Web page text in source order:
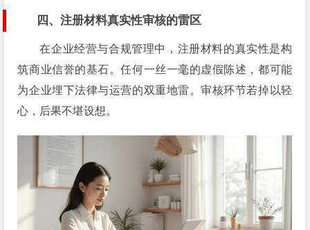
四、注册材料真实性审核的雷区
在企业经营与合规管理中，注册材料的真实性是构
筑商业信誉的基石。任何一丝一毫的虚假陈述，都可能
为企业埋下法律与运营的双重地雷。审核环节若掉以轻
心，后果不堪设想。